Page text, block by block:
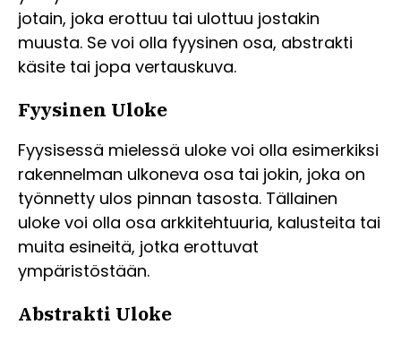
jotain, joka erottuu tai ulottuu jostakin
muusta. Se voi olla fyysinen osa, abstrakti
käsite tai jopa vertauskuva.
Fyysinen Uloke
Fyysisessä mielessä uloke voi olla esimerkiksi
rakennelman ulkoneva osa tai jokin, joka on
työnnetty ulos pinnan tasosta. Tällainen
uloke voi olla osa arkkitehtuuria, kalusteita tai
muita esineitä, jotka erottuvat
ympäristöstään.
Abstrakti Uloke